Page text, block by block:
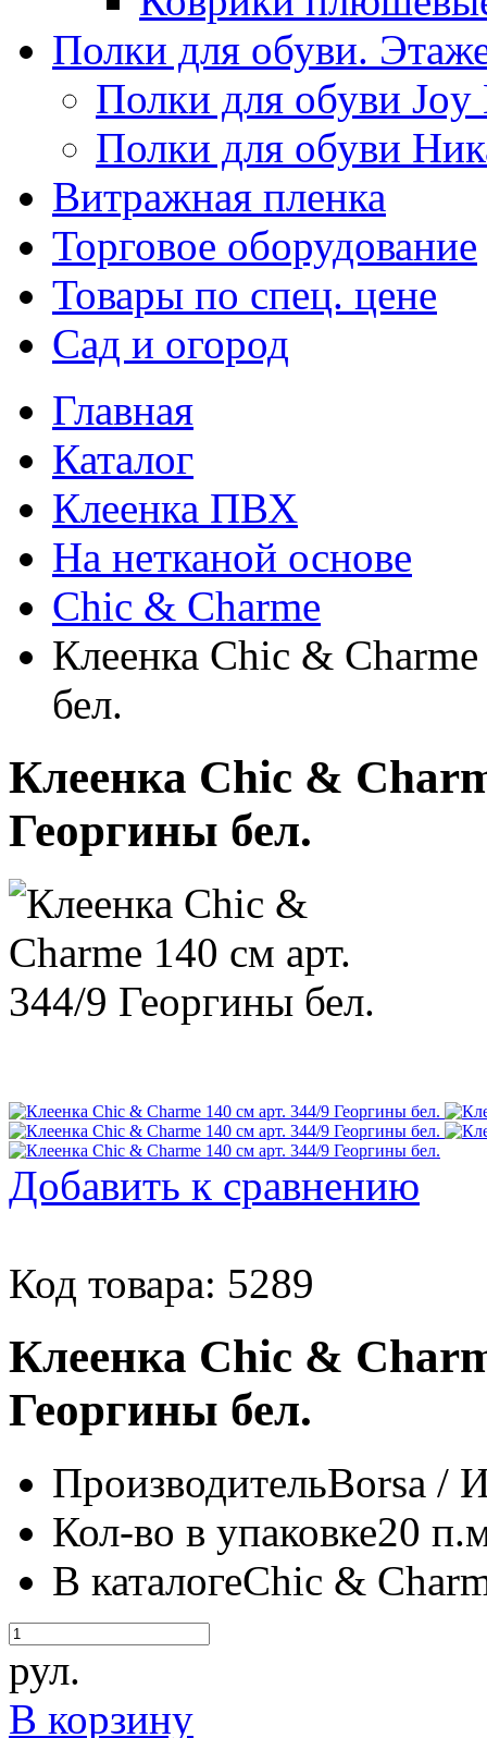
Полки для обуви.
Полки для обуви Joy
Полки для обуви
Витражная пленка
Торговое оборудование
Товары по спец. цене
Сад и огород
Главная
Каталог
Клеенка ПВХ
На нетканой основе
Chic & Charme
Клеенка Chic &
бел.
Клеенка Chic &
Георгины бел.
Добавить к сравнению
Код товара: 5289
Клеенка Chic &
Георгины бел.
ПроизводительBorsa /
Кол-во в упаковке20
В каталогеChic &
рул.
В корзину